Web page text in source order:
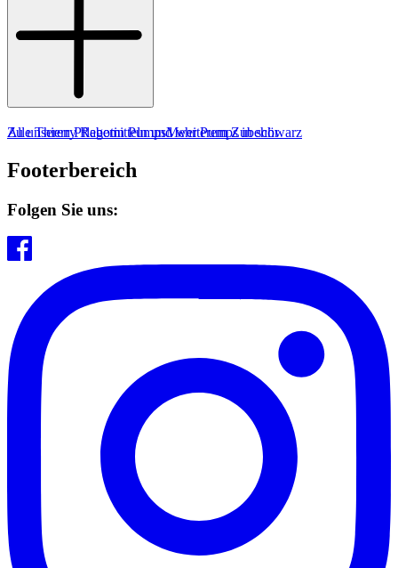
Farbe: Schwarz
Zu unseren Pflegemitteln und weiterem Zubehör
Alle Thierry Rabotin PumpsMehr Pumps in schwarz
Footerbereich
Folgen Sie uns: